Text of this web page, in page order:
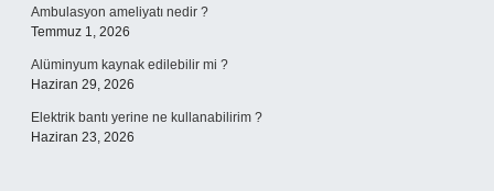
Ambulasyon ameliyatı nedir ?
Temmuz 1, 2026
Alüminyum kaynak edilebilir mi ?
Haziran 29, 2026
Elektrik bantı yerine ne kullanabilirim ?
Haziran 23, 2026